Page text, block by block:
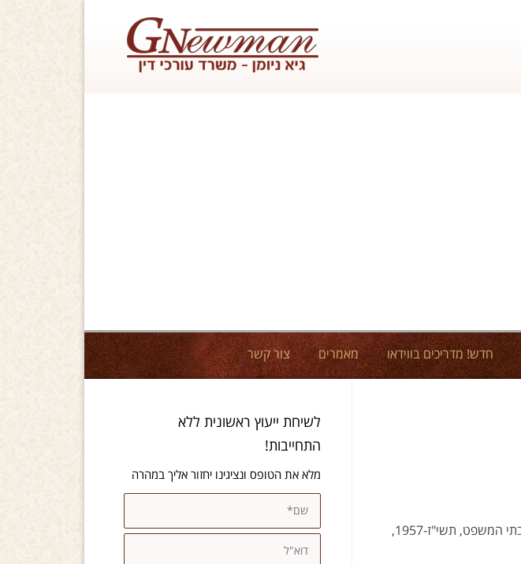
חדש! מדריכים בווידאו מאמרים צור קשר
בתוקף סמכותי לפי סעיף 88 לחוק ההוצאה לפועל, תשכ"ז-1967 ולפי סעיף 46 לחוק בתי המשפט, תשי"ז-1957,
לשיחת ייעוץ ראשונית ללא
התחייבות!
מלא את הטופס ונציגינו יחזור אליך במהרה